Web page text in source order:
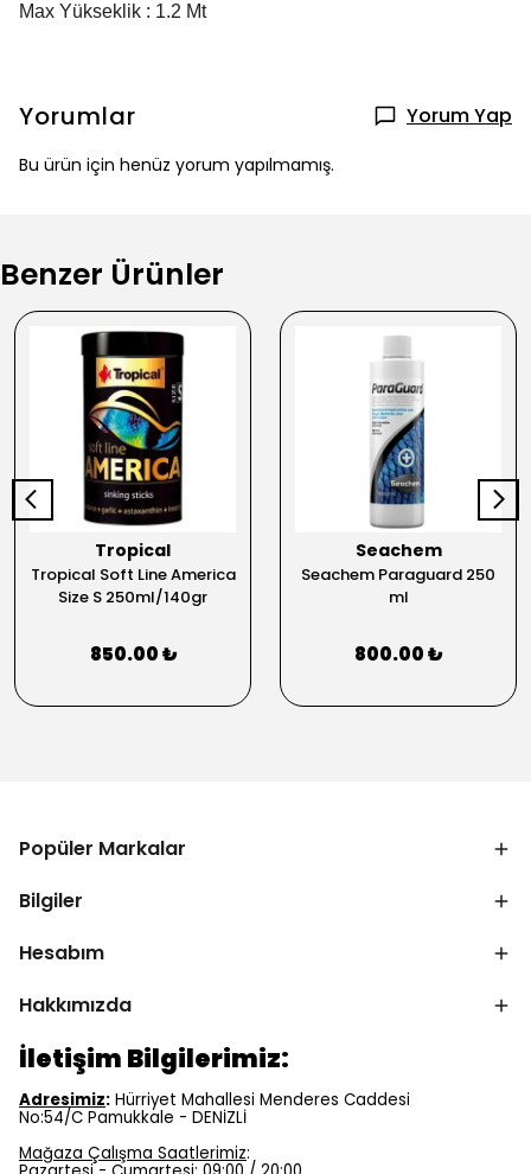
Max Yükseklik : 1.2 Mt
Yorumlar Yorum Yap
Bu ürün için henüz yorum yapılmamış.
Benzer Ürünler
Tropical
Tropical Soft Line America
Size S 250ml/140gr
850.00 ₺
Seachem
Seachem Paraguard 250
ml
800.00 ₺
Popüler Markalar
Bilgiler
Hesabım
Hakkımızda
İletişim Bilgilerimiz:
Adresimiz: Hürriyet Mahallesi Menderes Caddesi
No:54/C Pamukkale - DENİZLİ
Mağaza Çalışma Saatlerimiz: